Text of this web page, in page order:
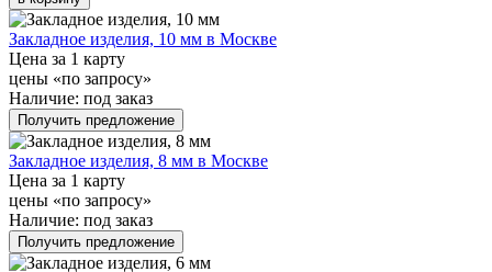
Закладное изделия, 10 мм в Москве
Цена за 1 карту
цены «по запросу»
Наличие: под заказ
Получить предложение
Закладное изделия, 8 мм в Москве
Цена за 1 карту
цены «по запросу»
Наличие: под заказ
Получить предложение